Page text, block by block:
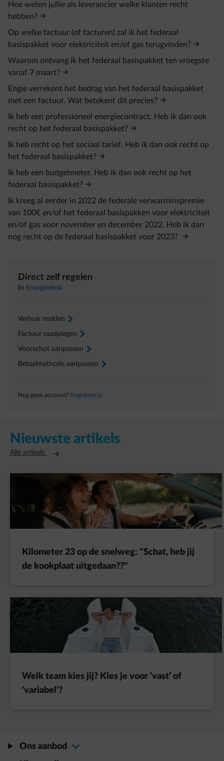
Hoe weten jullie als leverancier welke klanten recht
hebben?
Op welke factuur (of facturen) zal ik het federaal
basispakket voor elektriciteit en/of gas terugvinden?
Waarom ontvang ik het federaal basispakket ten vroegste
vanaf 7 maart?
Engie verrekent het bedrag van het federaal basispakket
met een factuur. Wat betekent dit precies?
Ik heb een professioneel energiecontract. Heb ik dan ook
recht op het federaal basispakket?
Ik heb recht op het sociaal tarief. Heb ik dan ook recht op
het federaal basispakket?
Ik heb een budgetmeter. Heb ik dan ook recht op het
federaal basispakket?
Ik kreeg al eerder in 2022 de federale verwarminspremie
van 100€ en/of het federaal basispakken voor elektriciteit
en/of gas voor november en december 2022. Heb ik dan
nog recht op de federaal basispakket voor 2023?
Direct zelf regelen
In Energiedesk
Verhuis melden arrow-right
Factuur raadplegen arrow-right
Voorschot aanpassen arrow-right
Betaalmethode aanpassen arrow-right
Nog geen account? Registreer je
Nieuwste artikels
Alle artikels Opent in een nieuw tabblad
Kilometer 23 op de snelweg: "Schat, heb jij
de kookplaat uitgedaan??"
Welk team kies jij? Kies je voor ‘vast’ of
‘variabel’?
Ons aanbod